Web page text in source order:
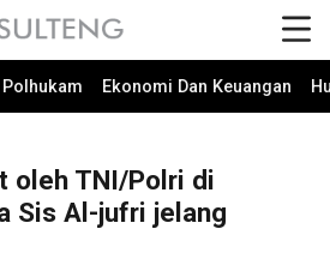
Polhukam Ekonomi Dan Keuangan
oleh TNI/Polri di
Sis Al-jufri jelang